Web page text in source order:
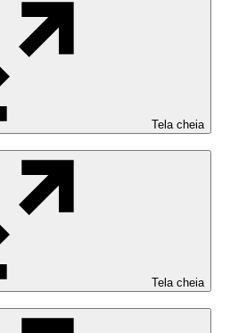
Tela cheia
Tela cheia